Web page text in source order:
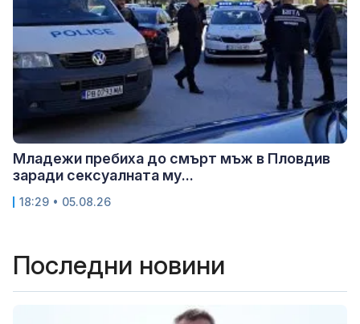
Младежи пребиха до смърт мъж в Пловдив
заради сексуалната му...
18:29 • 05.08.26
Последни новини